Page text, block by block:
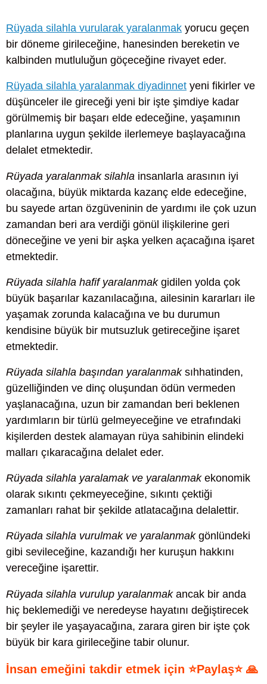
Rüyada silahla vurularak yaralanmak yorucu geçen
bir döneme girileceğine, hanesinden bereketin ve
kalbinden mutluluğun göçeceğine rivayet eder.
Rüyada silahla yaralanmak diyadinnet yeni fikirler ve
düşünceler ile gireceği yeni bir işte şimdiye kadar
görülmemiş bir başarı elde edeceğine, yaşamının
planlarına uygun şekilde ilerlemeye başlayacağına
delalet etmektedir.
Rüyada yaralanmak silahla insanlarla arasının iyi
olacağına, büyük miktarda kazanç elde edeceğine,
bu sayede artan özgüveninin de yardımı ile çok uzun
zamandan beri ara verdiği gönül ilişkilerine geri
döneceğine ve yeni bir aşka yelken açacağına işaret
etmektedir.
Rüyada silahla hafif yaralanmakgidilen yolda çok
büyük başarılar kazanılacağına, ailesinin kararları ile
yaşamak zorunda kalacağına ve bu durumun
kendisine büyük bir mutsuzluk getireceğine işaret
etmektedir.
Rüyada silahla başından yaralanmaksıhhatinden,
güzelliğinden ve dinç oluşundan ödün vermeden
yaşlanacağına, uzun bir zamandan beri beklenen
yardımların bir türlü gelmeyeceğine ve etrafındaki
kişilerden destek alamayan rüya sahibinin elindeki
malları çıkaracağına delalet eder.
Rüyada silahla yaralamak ve yaralanmakekonomik
olarak sıkıntı çekmeyeceğine, sıkıntı çektiği
zamanları rahat bir şekilde atlatacağına delalettir.
Rüyada silahla vurulmak ve yaralanmakgönlündeki
gibi sevileceğine, kazandığı her kuruşun hakkını
vereceğine işarettir.
Rüyada silahla vurulup yaralanmakancak bir anda
hiç beklemediği ve neredeyse hayatını değiştirecek
bir şeyler ile yaşayacağına, zarara giren bir işte çok
büyük bir kara girileceğine tabir olunur.
İnsan emeğini takdir etmek için ⭐Paylaş⭐ 🙏